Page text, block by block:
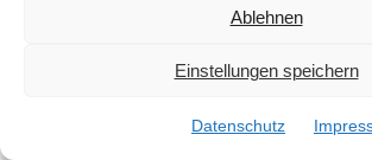
Ablehnen
Einstellungen speichern
Datenschutz